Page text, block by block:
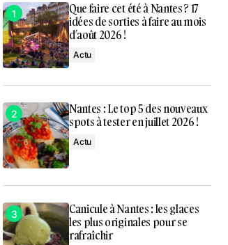
Que faire cet été à Nantes ? 17
idées de sorties à faire au mois
d’août 2026 !
Actu
Nantes : Le top 5 des nouveaux
spots à tester en juillet 2026 !
Actu
Canicule à Nantes : les glaces
les plus originales pour se
rafraîchir